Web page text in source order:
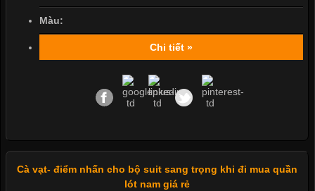
Màu:
Chi tiết »
Cà vạt- điểm nhấn cho bộ suit sang trọng khi đi mua quần
lót nam giá rẻ